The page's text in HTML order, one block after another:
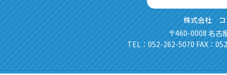
株式会社 コ
〒460-0008 名古
TEL：052-262-5070 FAX：